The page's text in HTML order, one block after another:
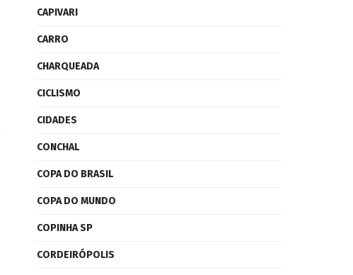
CAPIVARI
CARRO
CHARQUEADA
CICLISMO
CIDADES
CONCHAL
COPA DO BRASIL
COPA DO MUNDO
COPINHA SP
CORDEIRÓPOLIS